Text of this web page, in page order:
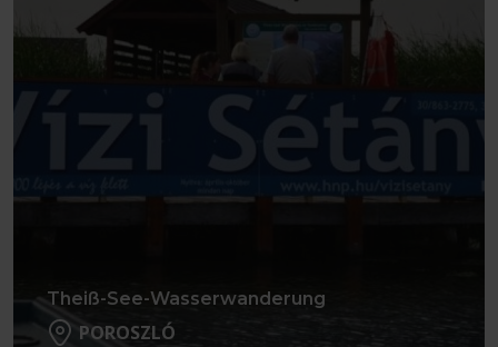
Theiß-See-Wasserwanderung
POROSZLÓ